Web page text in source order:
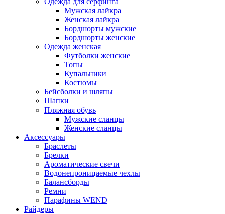
Мужская лайкра
Женская лайкра
Бордшорты мужские
Бордшорты женские
Одежда женская
Футболки женские
Топы
Купальники
Костюмы
Бейсболки и шляпы
Шапки
Пляжная обувь
Мужские сланцы
Женские сланцы
Аксессуары
Браслеты
Брелки
Ароматические свечи
Водонепроницаемые чехлы
Балансборды
Ремни
Парафины WEND
Райдеры